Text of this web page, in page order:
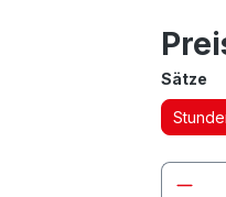
Sätze